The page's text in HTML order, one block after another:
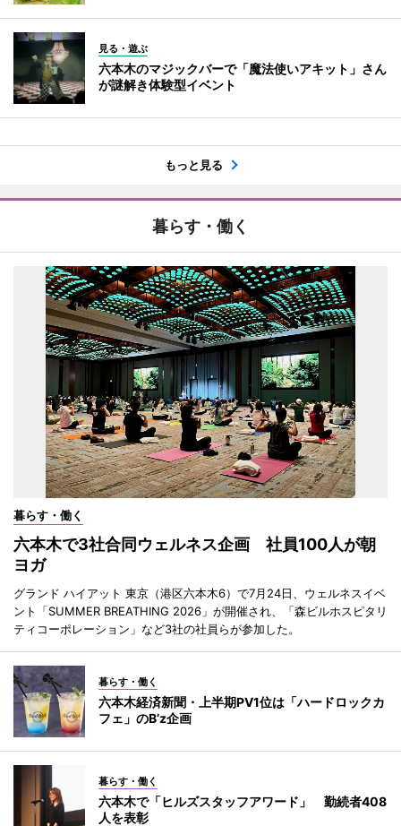
見る・遊ぶ
六本木のマジックバーで「魔法使いアキット」さん
が謎解き体験型イベント
もっと見る
暮らす・働く
暮らす・働く
六本木で3社合同ウェルネス企画 社員100人が朝
ヨガ
グランド ハイアット 東京（港区六本木6）で7月24日、ウェルネスイベ
ント「SUMMER BREATHING 2026」が開催され、「森ビルホスピタリ
ティコーポレーション」など3社の社員らが参加した。
暮らす・働く
六本木経済新聞・上半期PV1位は「ハードロックカ
フェ」のB’z企画
暮らす・働く
六本木で「ヒルズスタッフアワード」 勤続者408
人を表彰